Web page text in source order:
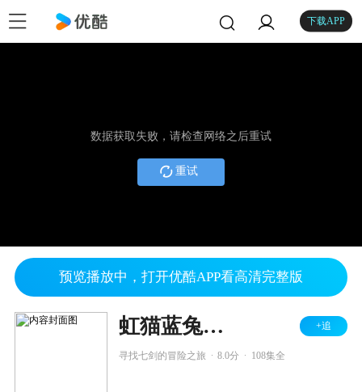
下载APP
数据获取失败，请检查网络之后重试
重试
预览播放中，打开优酷APP看高清完整版
虹猫蓝兔功夫系列一 虹猫蓝兔七侠传 +追
寻找七剑的冒险之旅 8.0分 108集全